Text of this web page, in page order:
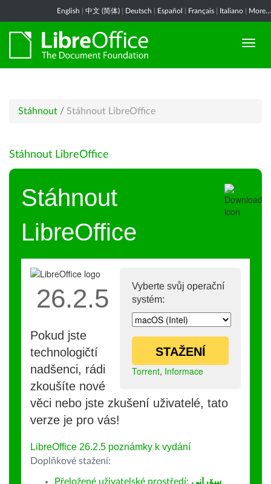
English 中文 (简体) Deutsch Español Français Italiano More...
Stáhnout / Stáhnout LibreOffice
Stáhnout LibreOffice
Stáhnout
LibreOffice
Vyberte svůj operační
systém:
STAŽENÍ
Torrent, Informace
26.2.5
Pokud jste
technologičtí
nadšenci, rádi
zkoušíte nové
věci nebo jste zkušení uživatelé, tato
verze je pro vás!
LibreOffice 26.2.5 poznámky k vydání
Doplňkové stažení:
Přeložené uživatelské prostředí: سۆرانی